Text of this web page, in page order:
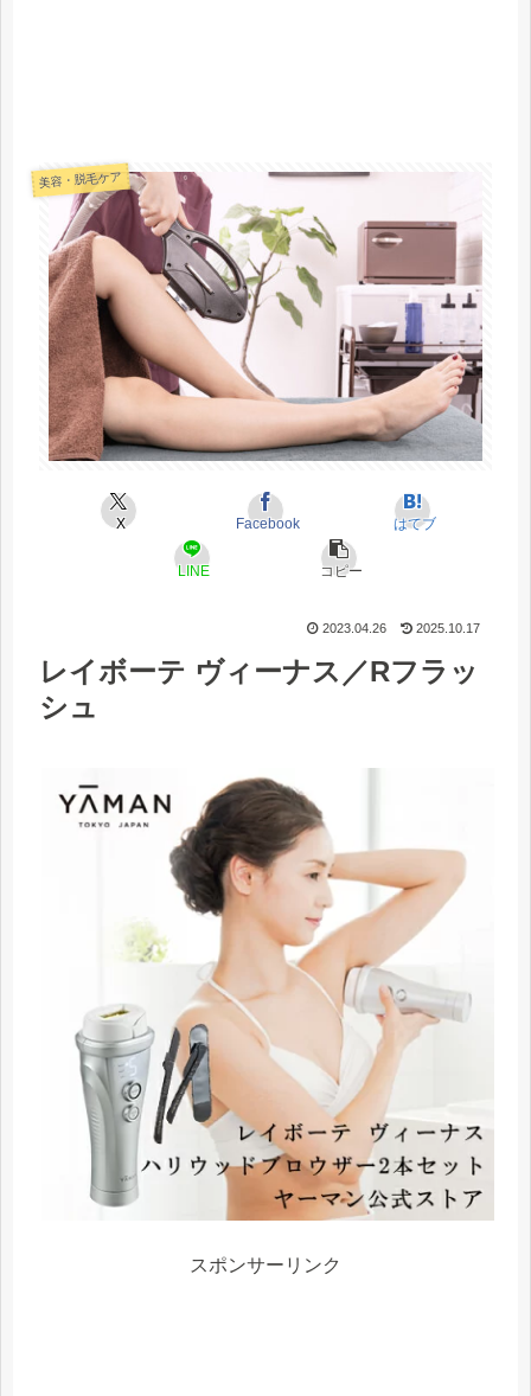
美容・脱毛ケア
X Facebook はてブ
LINE コピー
2023.04.26 2025.10.17
レイボーテ ヴィーナス／Rフラッ
シュ
スポンサーリンク